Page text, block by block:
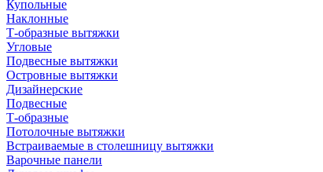
Купольные
Наклонные
Т-образные вытяжки
Угловые
Подвесные вытяжки
Островные вытяжки
Дизайнерские
Подвесные
Т-образные
Потолочные вытяжки
Встраиваемые в столешницу вытяжки
Варочные панели